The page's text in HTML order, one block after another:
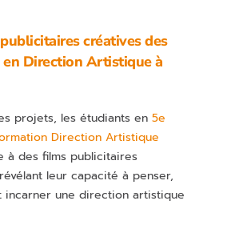
créatives des
Direction Artistique à
projets, les étudiants en5e
Direction Artistique
à des films publicitaires
leur capacité à penser,
incarner une direction artistique